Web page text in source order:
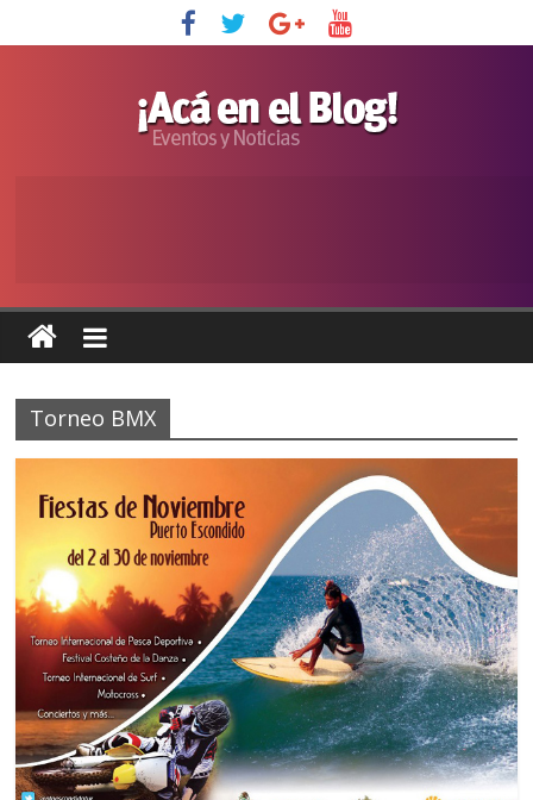
Torneo BMX